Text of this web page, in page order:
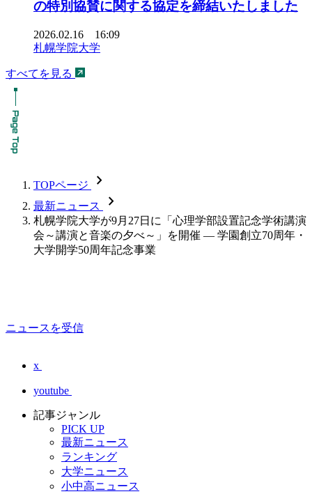
の特別協賛に関する協定を締結いたしました
2026.02.16 16:09
札幌学院大学
すべてを見る
TOPページ chevron_forward
最新ニュース chevron_forward
札幌学院大学が9月27日に「心理学部設置記念学術講演
会～講演と音楽の夕べ～」を開催 — 学園創立70周年・
大学開学50周年記念事業
ニュースを受信
x
youtube
記事ジャンル
PICK UP
最新ニュース
ランキング
大学ニュース
小中高ニュース